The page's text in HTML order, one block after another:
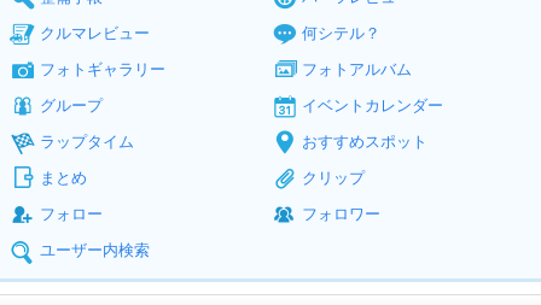
クルマレビュー
何シテル？
フォトギャラリー
フォトアルバム
グループ
イベントカレンダー
ラップタイム
おすすめスポット
まとめ
クリップ
フォロー
フォロワー
ユーザー内検索